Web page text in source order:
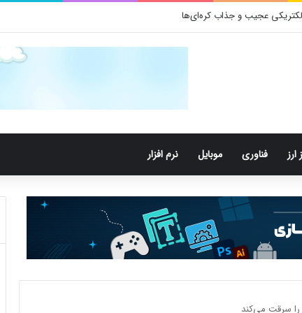
دهان می‌توانند خطر ابتلا به آلزایمر را افزایش دهند
ارز فناوری موبایل نرم افزار
را سرقت می‌کند